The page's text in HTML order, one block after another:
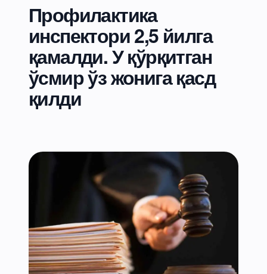
Профилактика
инспектори 2,5 йилга
қамалди. У қўрқитган
ўсмир ўз жонига қасд
қилди